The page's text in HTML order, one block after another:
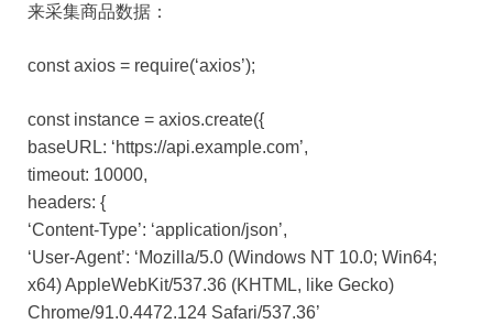
来采集商品数据：
const axios = require(‘axios’);
const instance = axios.create({
baseURL: ‘https://api.example.com’,
timeout: 10000,
headers: {
‘Content-Type’: ‘application/json’,
‘User-Agent’: ‘Mozilla/5.0 (Windows NT 10.0; Win64;
x64) AppleWebKit/537.36 (KHTML, like Gecko)
Chrome/91.0.4472.124 Safari/537.36’